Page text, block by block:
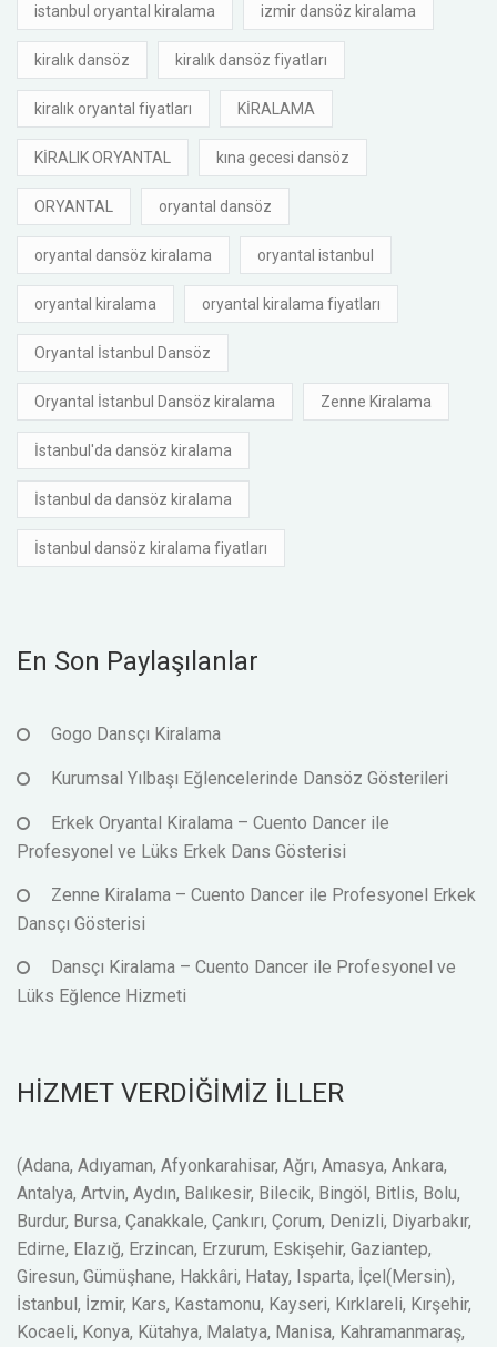
istanbul oryantal kiralama izmir dansöz kiralama
kiralık dansöz kiralık dansöz fiyatları
kiralık oryantal fiyatları KİRALAMA
KİRALIK ORYANTAL kına gecesi dansöz
ORYANTAL oryantal dansöz
oryantal dansöz kiralama oryantal istanbul
oryantal kiralama oryantal kiralama fiyatları
Oryantal İstanbul Dansöz
Oryantal İstanbul Dansöz kiralama Zenne Kiralama
İstanbul'da dansöz kiralama
İstanbul da dansöz kiralama
İstanbul dansöz kiralama fiyatları
En Son Paylaşılanlar
Gogo Dansçı Kiralama
Kurumsal Yılbaşı Eğlencelerinde Dansöz Gösterileri
Erkek Oryantal Kiralama – Cuento Dancer ile
Profesyonel ve Lüks Erkek Dans Gösterisi
Zenne Kiralama – Cuento Dancer ile Profesyonel Erkek
Dansçı Gösterisi
Dansçı Kiralama – Cuento Dancer ile Profesyonel ve
Lüks Eğlence Hizmeti
HİZMET VERDİĞİMİZ İLLER
(Adana, Adıyaman, Afyonkarahisar, Ağrı, Amasya, Ankara,
Antalya, Artvin, Aydın, Balıkesir, Bilecik, Bingöl, Bitlis, Bolu,
Burdur, Bursa, Çanakkale, Çankırı, Çorum, Denizli, Diyarbakır,
Edirne, Elazığ, Erzincan, Erzurum, Eskişehir, Gaziantep,
Giresun, Gümüşhane, Hakkâri, Hatay, Isparta, İçel(Mersin),
İstanbul, İzmir, Kars, Kastamonu, Kayseri, Kırklareli, Kırşehir,
Kocaeli, Konya, Kütahya, Malatya, Manisa, Kahramanmaraş,